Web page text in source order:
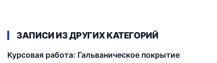
ЗАПИСИ ИЗ ДРУГИХ КАТЕГОРИЙ
Курсовая работа: Гальваническое покрытие